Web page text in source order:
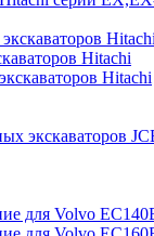
Hitachi
Hitachi
Hitachi
экскаваторов
для Volvo